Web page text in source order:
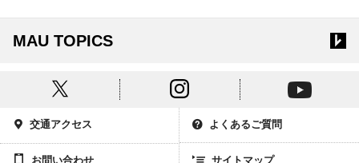
MAU TOPICS
交通アクセス よくあるご質問
お問い合わせ サイトマップ